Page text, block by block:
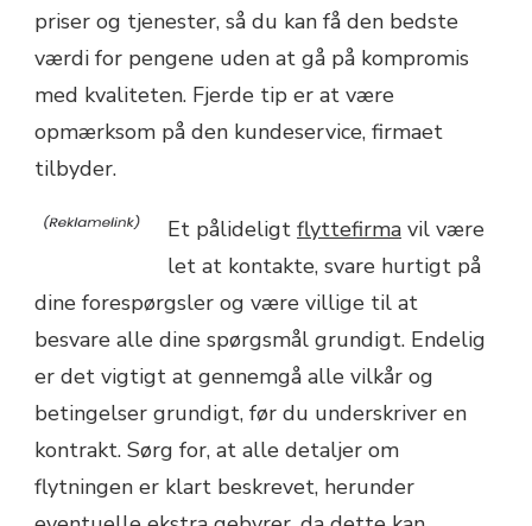
priser og tjenester, så du kan få den bedste
værdi for pengene uden at gå på kompromis
med kvaliteten. Fjerde tip er at være
opmærksom på den kundeservice, firmaet
tilbyder.
Et pålideligt flyttefirma vil være
let at kontakte, svare hurtigt på
dine forespørgsler og være villige til at
besvare alle dine spørgsmål grundigt. Endelig
er det vigtigt at gennemgå alle vilkår og
betingelser grundigt, før du underskriver en
kontrakt. Sørg for, at alle detaljer om
flytningen er klart beskrevet, herunder